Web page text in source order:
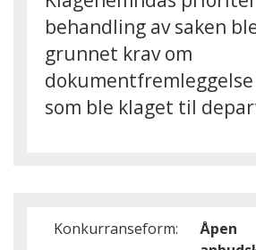
behandling av saken
grunnet krav om
dokumentfremleggelse
som ble klaget til
Konkurranseform:
Åpen